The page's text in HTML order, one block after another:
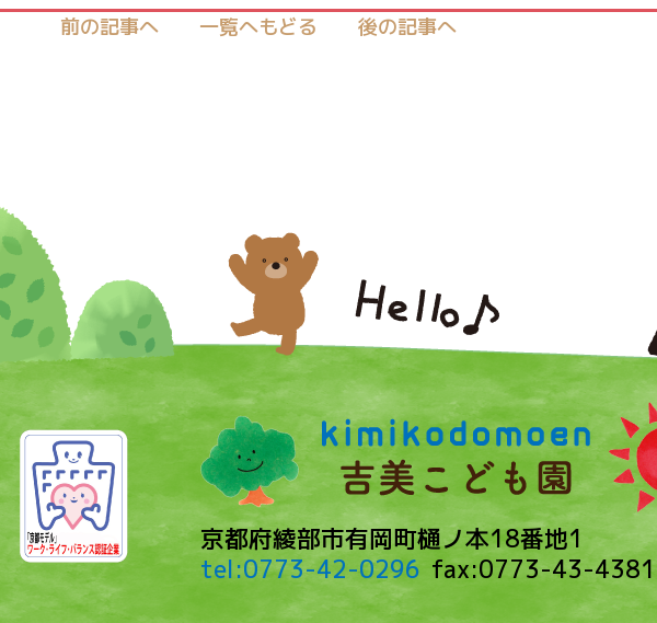
前の記事へ 一覧へもどる 後の記事へ
京都府綾部市有岡町樋ノ本18番地1
tel:0773-42-0296 fax:0773-43-4381